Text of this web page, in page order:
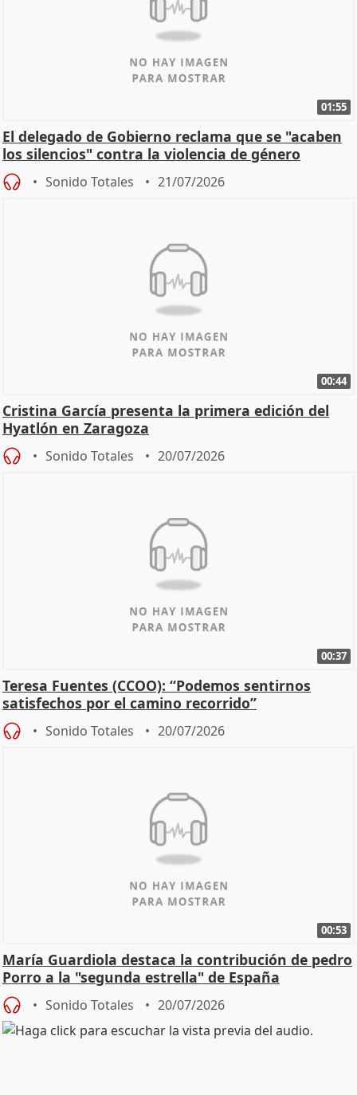
01:55
El delegado de Gobierno reclama que se "acaben
los silencios" contra la violencia de género
Sonido Totales 21/07/2026
00:44
Cristina García presenta la primera edición del
Hyatlón en Zaragoza
Sonido Totales 20/07/2026
00:37
Teresa Fuentes (CCOO): “Podemos sentirnos
satisfechos por el camino recorrido”
Sonido Totales 20/07/2026
00:53
María Guardiola destaca la contribución de pedro
Porro a la "segunda estrella" de España
Sonido Totales 20/07/2026